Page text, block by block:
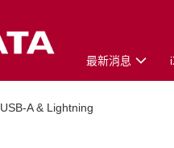
最新消息
USB-A & Lightning